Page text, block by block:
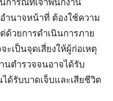
ำนาจหน้าที่ ต้องใช้ความ
ด้วยการดำเนินการภาย
เป็นจุดเสี่ยงให้ผู้ก่อเหตุ
นตำรวจจนอาจได้รับ
ด้รับบาดเจ็บและเสียชีวิต